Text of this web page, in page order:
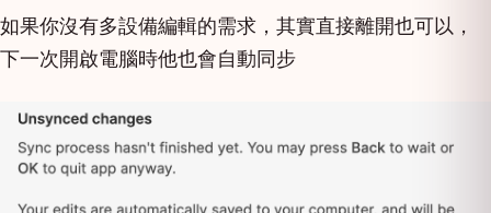
如果你沒有多設備編輯的需求，其實直接離開也可以，
下一次開啟電腦時他也會自動同步